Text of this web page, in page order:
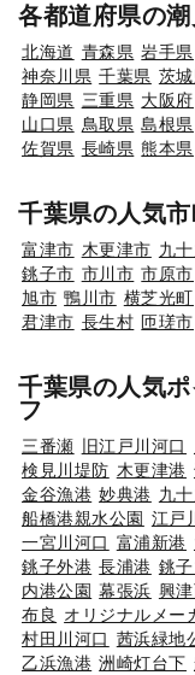
各都道府県の
北海道 青森県 岩手県
神奈川県 千葉県 茨
静岡県 三重県 大阪府
山口県 鳥取県 島根県
佐賀県 長崎県 熊本県
千葉県の人気
富津市 木更津市 九
銚子市 市川市 市原市
旭市 鴨川市 横芝光町
君津市 長生村 匝瑳市
千葉県の人気
フ
三番瀬 旧江戸川河口
検見川堤防 木更津港
金谷漁港 妙典港 九
船橋港親水公園 江戸
一宮川河口 富浦新港
銚子外港 長浦港 銚
内港公園 幕張浜 興
布良 オリジナルメー
村田川河口 茜浜緑地
乙浜漁港 洲崎灯台下